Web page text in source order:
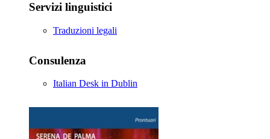
Servizi linguistici
Traduzioni legali
Consulenza
Italian Desk in Dublin